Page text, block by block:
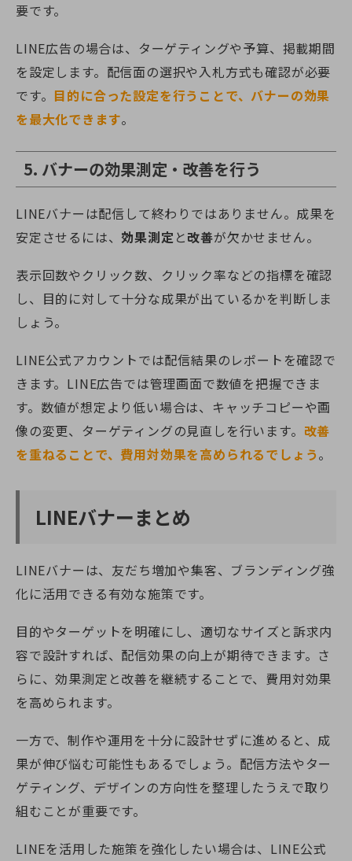
要です。
LINE広告の場合は、ターゲティングや予算、掲載期間
を設定します。配信面の選択や入札方式も確認が必要
です。 目的に合った設定を行うことで、バナーの効果
を最大化できます。
5. バナーの効果測定・改善を行う
LINEバナーは配信して終わりではありません。成果を
安定させるには、効果測定と改善が欠かせません。
表示回数やクリック数、クリック率などの指標を確認
し、目的に対して十分な成果が出ているかを判断しま
しょう。
LINE公式アカウントでは配信結果のレポートを確認で
きます。LINE広告では管理画面で数値を把握できま
す。数値が想定より低い場合は、キャッチコピーや画
像の変更、ターゲティングの見直しを行います。 改善
を重ねることで、費用対効果を高められるでしょう。
LINEバナーまとめ
LINEバナーは、友だち増加や集客、ブランディング強
化に活用できる有効な施策です。
目的やターゲットを明確にし、適切なサイズと訴求内
容で設計すれば、配信効果の向上が期待できます。さ
らに、効果測定と改善を継続することで、費用対効果
を高められます。
一方で、制作や運用を十分に設計せずに進めると、成
果が伸び悩む可能性もあるでしょう。配信方法やター
ゲティング、デザインの方向性を整理したうえで取り
組むことが重要です。
LINEを活用した施策を強化したい場合は、LINE公式